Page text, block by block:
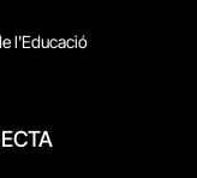
l'Educació